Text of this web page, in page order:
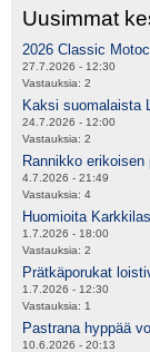
Uusimmat
2026 Classic
27.7.2026 - 12:30
Vastauksia: 2
Kaksi suomalaista
24.7.2026 - 12:00
Vastauksia: 2
Rannikko
4.7.2026 - 21:49
Vastauksia: 4
Huomioita
1.7.2026 - 18:00
Vastauksia: 2
Prätkäporukat
1.7.2026 - 12:30
Vastauksia: 1
Pastrana hyppää
10.6.2026 - 20:13